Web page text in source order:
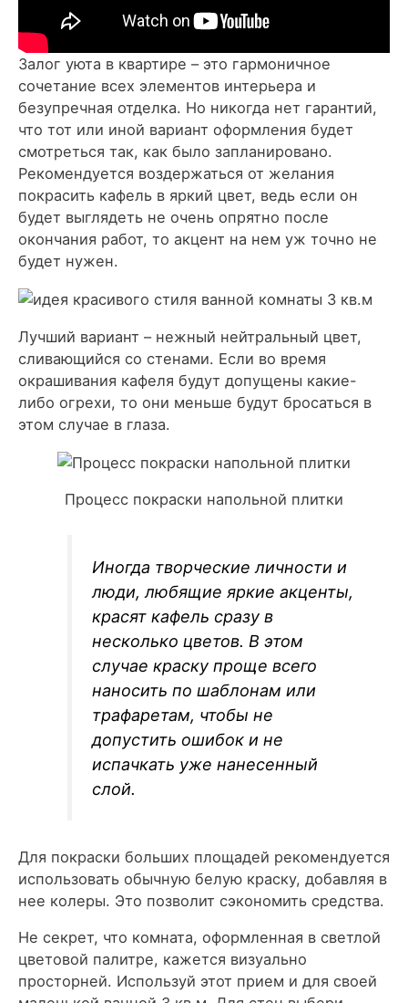
Залог уюта в квартире – это гармоничное
сочетание всех элементов интерьера и
безупречная отделка. Но никогда нет гарантий,
что тот или иной вариант оформления будет
смотреться так, как было запланировано.
Рекомендуется воздержаться от желания
покрасить кафель в яркий цвет, ведь если он
будет выглядеть не очень опрятно после
окончания работ, то акцент на нем уж точно не
будет нужен.
Лучший вариант – нежный нейтральный цвет,
сливающийся со стенами. Если во время
окрашивания кафеля будут допущены какие-
либо огрехи, то они меньше будут бросаться в
этом случае в глаза.
Процесс покраски напольной плитки
Иногда творческие личности и
люди, любящие яркие акценты,
красят кафель сразу в
несколько цветов. В этом
случае краску проще всего
наносить по шаблонам или
трафаретам, чтобы не
допустить ошибок и не
испачкать уже нанесенный
слой.
Для покраски больших площадей рекомендуется
использовать обычную белую краску, добавляя в
нее колеры. Это позволит сэкономить средства.
Не секрет, что комната, оформленная в светлой
цветовой палитре, кажется визуально
просторней. Используй этот прием и для своей